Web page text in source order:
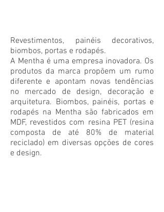
Revestimentos, painéis decorativos,
biombos, portas e rodapés.
A Mentha é uma empresa inovadora. Os
produtos da marca propõem um rumo
diferente e apontam novas tendências
no mercado de design, decoração e
arquitetura. Biombos, painéis, portas e
rodapés na Mentha são fabricados em
MDF, revestidos com resina PET (resina
composta de até 80% de material
reciclado) em diversas opções de cores
e design.